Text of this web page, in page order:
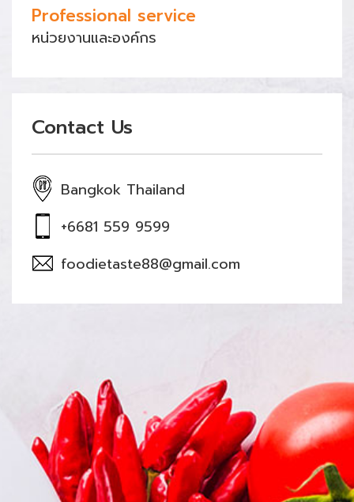
Professional service
หน่วยงานและองค์กร
Contact Us
Bangkok Thailand
+6681 559 9599
foodietaste88@gmail.com